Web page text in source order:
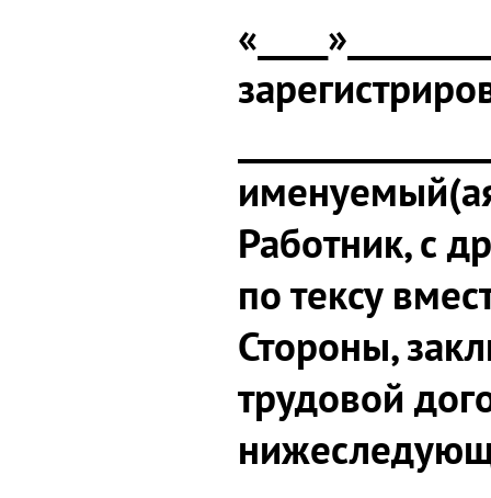
Работник, с
по тексу
Стороны,
трудовой